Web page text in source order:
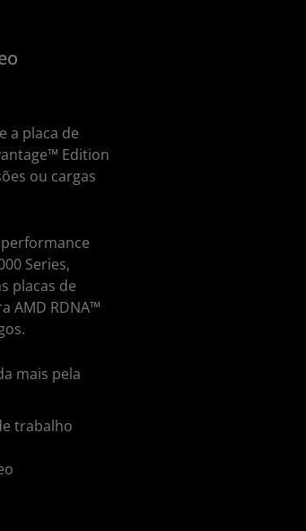
a placa de
Edition
ou cargas
Series,
placas de
AMD RDNA™
mais pela
trabalho